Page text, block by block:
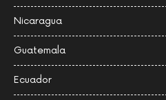
Nicaragua
Guatemala
Ecuador